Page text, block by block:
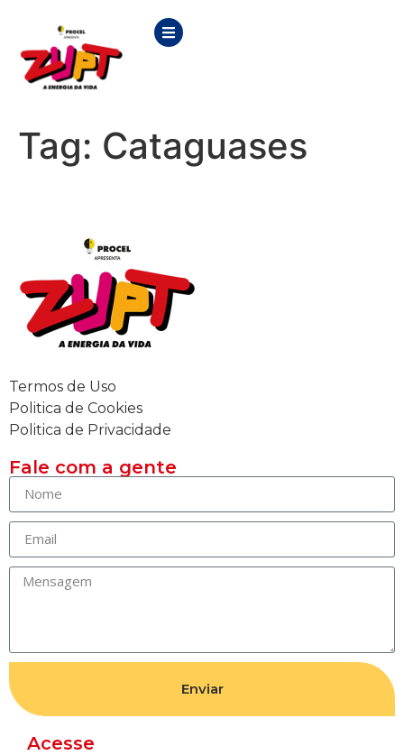
Tag: Cataguases
Termos de Uso
Politica de Cookies
Politica de Privacidade
Fale com a gente
Enviar
Acesse